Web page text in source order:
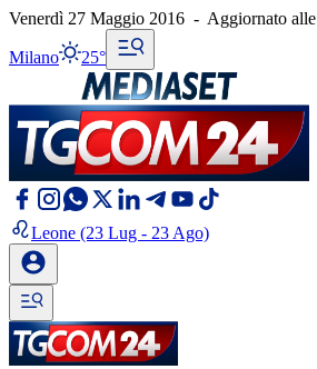
Venerdì 27 Maggio 2016 - Aggiornato alle
Milano 25°
Leone (23 Lug - 23 Ago)